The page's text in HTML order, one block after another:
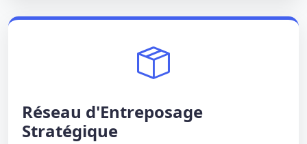
Réseau d'Entreposage
Stratégique